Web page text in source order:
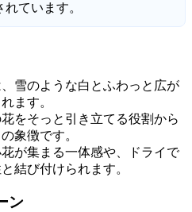
ています。
雪のような白とふわっと広が
ます。
をそっと引き立てる役割から
象徴です。
が集まる一体感や、ドライで
結び付けられます。
ン